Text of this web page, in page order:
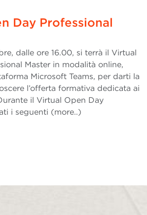
Day Professional
dalle ore 16.00, si terrà il Virtual
Master in modalità online,
Microsoft Teams, per darti la
l’offerta formativa dedicata ai
il Virtual Open Day
i seguenti (more..)